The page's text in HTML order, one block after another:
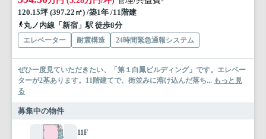
120.15坪 (397.22㎡) /築1年 /11階建
丸ノ内線「新宿」駅 徒歩8分
エレベーター 耐震構造 24時間緊急通報システム
ぜひ一度見ていただきたい、「第１白鳳ビルディング」です。エレベー
ターが2基あります。11階建てで、街並みに溶け込んだ落ち... もっと見
る
募集中の物件
11F